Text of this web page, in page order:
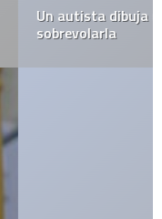
después de